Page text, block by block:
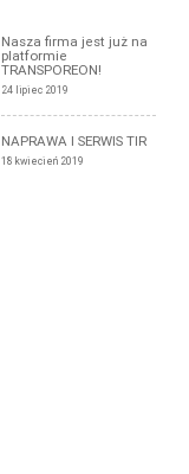
Nasza firma jest już na
platformie
TRANSPOREON!
24 lipiec 2019
NAPRAWA I SERWIS TIR
18 kwiecień 2019